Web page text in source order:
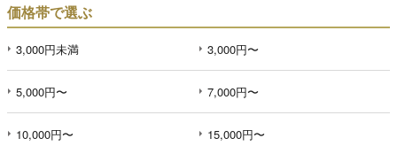
価格帯で選ぶ
3,000円未満 3,000円〜
5,000円〜 7,000円〜
10,000円〜 15,000円〜